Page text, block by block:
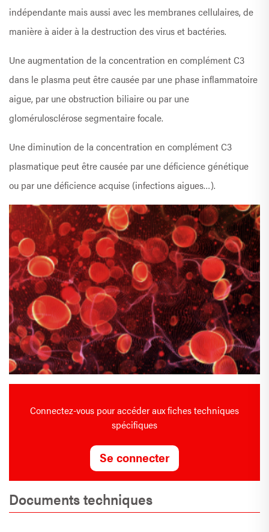
indépendante mais aussi avec les membranes cellulaires, de
manière à aider à la destruction des virus et bactéries.
Une augmentation de la concentration en complément C3
dans le plasma peut être causée par une phase inflammatoire
aigue, par une obstruction biliaire ou par une
glomérulosclérose segmentaire focale.
Une diminution de la concentration en complément C3
plasmatique peut être causée par une déficience génétique
ou par une déficience acquise (infections aigues…).
Connectez-vous pour accéder aux fiches techniques
spécifiques
Se connecter
Documents techniques